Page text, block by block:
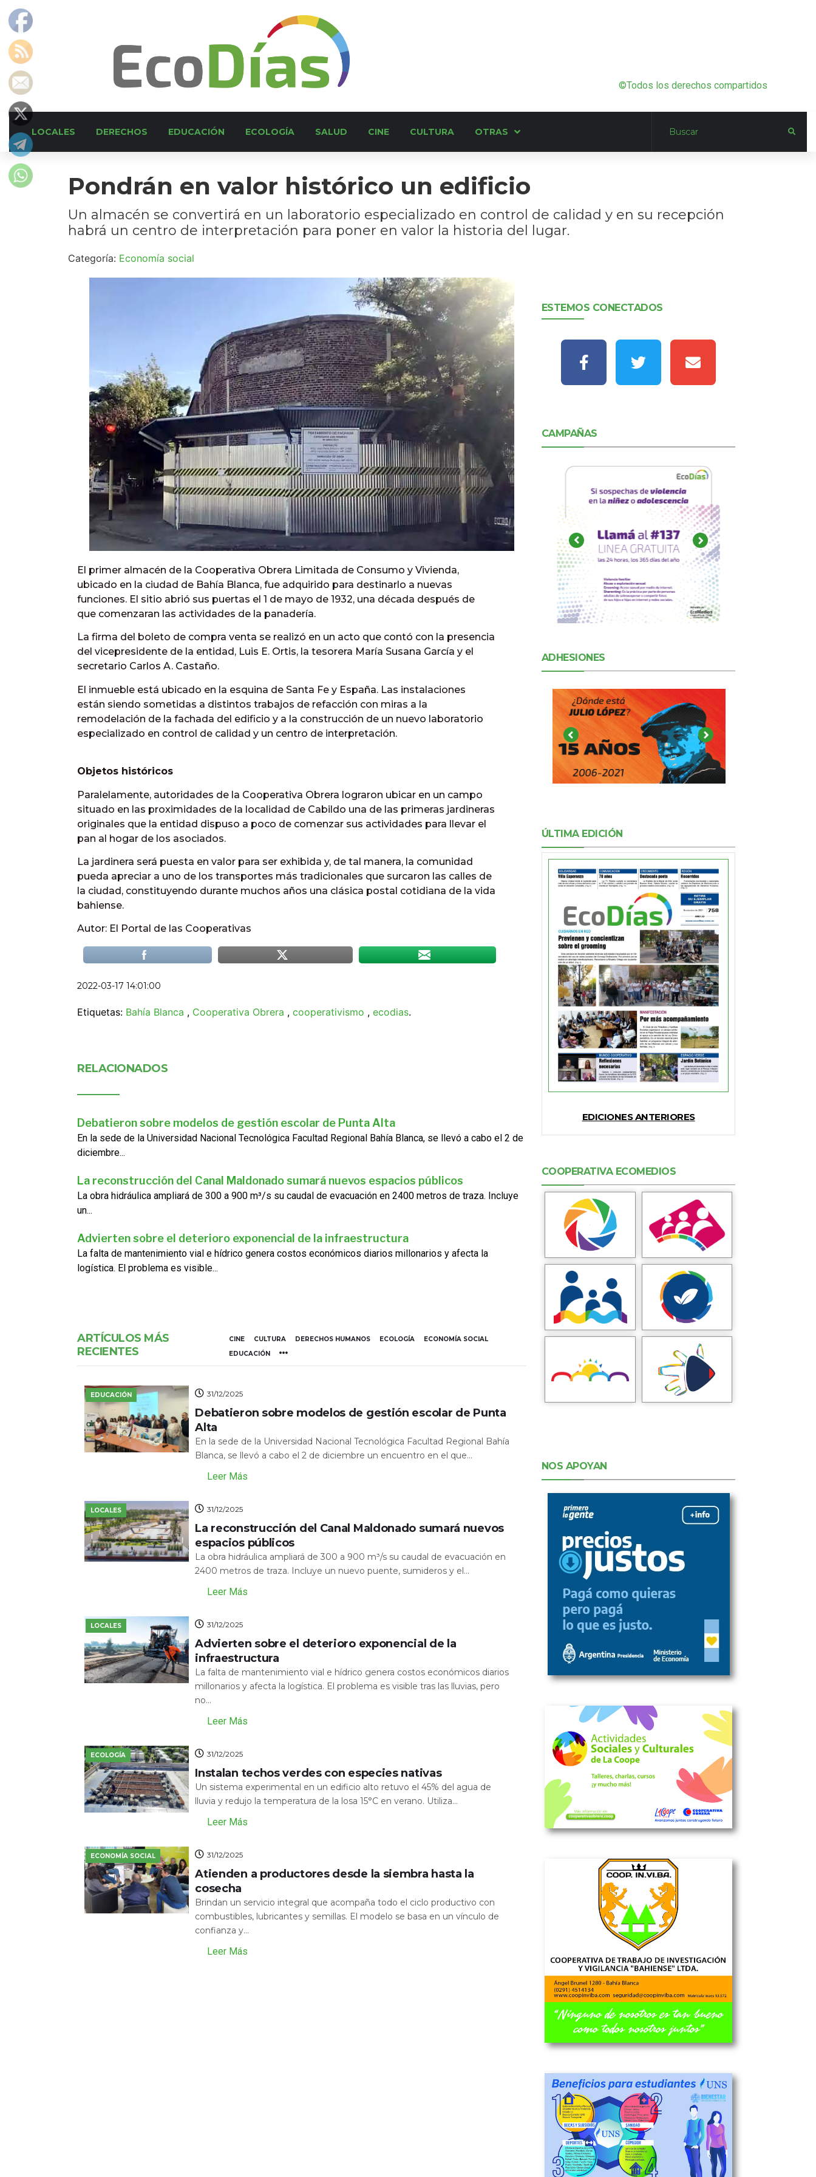
©Todos los derechos compartidos
LOCALES DERECHOS EDUCACIÓN ECOLOGÍA SALUD CINE CULTURA OTRAS
Pondrán en valor histórico un edificio
Un almacén se convertirá en un laboratorio especializado en control de calidad y en su recepción
habrá un centro de interpretación para poner en valor la historia del lugar.
Categoría: Economía social
El primer almacén de la Cooperativa Obrera Limitada de Consumo y Vivienda,
ubicado en la ciudad de Bahía Blanca, fue adquirido para destinarlo a nuevas
funciones. El sitio abrió sus puertas el 1 de mayo de 1932, una década después de
que comenzaran las actividades de la panadería.
La firma del boleto de compra venta se realizó en un acto que contó con la presencia
del vicepresidente de la entidad, Luis E. Ortis, la tesorera María Susana García y el
secretario Carlos A. Castaño.
El inmueble está ubicado en la esquina de Santa Fe y España. Las instalaciones
están siendo sometidas a distintos trabajos de refacción con miras a la
remodelación de la fachada del edificio y a la construcción de un nuevo laboratorio
especializado en control de calidad y un centro de interpretación.
Objetos históricos
Paralelamente, autoridades de la Cooperativa Obrera lograron ubicar en un campo
situado en las proximidades de la localidad de Cabildo una de las primeras jardineras
originales que la entidad dispuso a poco de comenzar sus actividades para llevar el
pan al hogar de los asociados.
La jardinera será puesta en valor para ser exhibida y, de tal manera, la comunidad
pueda apreciar a uno de los transportes más tradicionales que surcaron las calles de
la ciudad, constituyendo durante muchos años una clásica postal cotidiana de la vida
bahiense.
Autor: El Portal de las Cooperativas
2022-03-17 14:01:00
Etiquetas: Bahía Blanca , Cooperativa Obrera , cooperativismo , ecodias.
RELACIONADOS
Debatieron sobre modelos de gestión escolar de Punta Alta
En la sede de la Universidad Nacional Tecnológica Facultad Regional Bahía Blanca, se llevó a cabo el 2 de
diciembre...
La reconstrucción del Canal Maldonado sumará nuevos espacios públicos
La obra hidráulica ampliará de 300 a 900 m³/s su caudal de evacuación en 2400 metros de traza. Incluye
un...
Advierten sobre el deterioro exponencial de la infraestructura
La falta de mantenimiento vial e hídrico genera costos económicos diarios millonarios y afecta la
logística. El problema es visible...
ARTÍCULOS MÁS
RECIENTES
CINE CULTURA DERECHOS HUMANOS ECOLOGÍA
ECONOMÍA SOCIAL
EDUCACIÓN
EDUCACIÓN 31/12/2025
Debatieron sobre modelos de gestión escolar de Punta
Alta
En la sede de la Universidad Nacional Tecnológica Facultad Regional Bahía
Blanca, se llevó a cabo el 2 de diciembre un encuentro en el que...
Leer Más
LOCALES 31/12/2025
La reconstrucción del Canal Maldonado sumará nuevos
espacios públicos
La obra hidráulica ampliará de 300 a 900 m³/s su caudal de evacuación en
2400 metros de traza. Incluye un nuevo puente, sumideros y el...
Leer Más
LOCALES 31/12/2025
Advierten sobre el deterioro exponencial de la
infraestructura
La falta de mantenimiento vial e hídrico genera costos económicos diarios
millonarios y afecta la logística. El problema es visible tras las lluvias, pero
no...
Leer Más
ECOLOGÍA 31/12/2025
Instalan techos verdes con especies nativas
Un sistema experimental en un edificio alto retuvo el 45% del agua de
lluvia y redujo la temperatura de la losa 15°C en verano. Utiliza...
Leer Más
ECONOMÍA SOCIAL 31/12/2025
Atienden a productores desde la siembra hasta la
cosecha
Brindan un servicio integral que acompaña todo el ciclo productivo con
combustibles, lubricantes y semillas. El modelo se basa en un vínculo de
confianza y...
Leer Más
ESTEMOS CONECTADOS
CAMPAÑAS
ADHESIONES
ÚLTIMA EDICIÓN
EDICIONES ANTERIORES
COOPERATIVA ECOMEDIOS
NOS APOYAN